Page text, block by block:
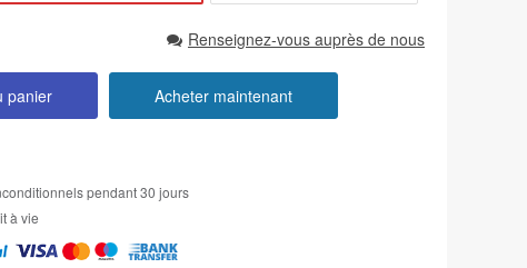
Renseignez-vous auprès de nous
panier Acheter maintenant
pendant 30 jours
à vie